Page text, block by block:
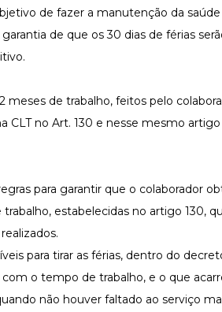
de fazer a manutenção da
de que os 30 dias de férias
meses de trabalho, feitos pelo
CLT no Art. 130 e nesse mesmo
para garantir que o colaborador
trabalho, estabelecidas no artigo 130,
para tirar as férias, dentro do
o tempo de trabalho, e o que
não houver faltado ao serviço